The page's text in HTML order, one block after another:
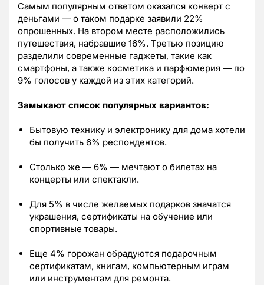
Самым популярным ответом оказался конверт с
деньгами — о таком подарке заявили 22%
опрошенных. На втором месте расположились
путешествия, набравшие 16%. Третью позицию
разделили современные гаджеты, такие как
смартфоны, а также косметика и парфюмерия — по
9% голосов у каждой из этих категорий.
Замыкают список популярных вариантов:
Бытовую технику и электронику для дома хотели
бы получить 6% респондентов.
Столько же — 6% — мечтают о билетах на
концерты или спектакли.
Для 5% в числе желаемых подарков значатся
украшения, сертификаты на обучение или
спортивные товары.
Еще 4% горожан обрадуются подарочным
сертификатам, книгам, компьютерным играм
или инструментам для ремонта.